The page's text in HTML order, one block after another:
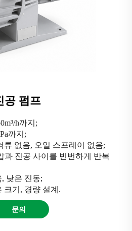
공 펌프
h까지;
까지;
류 없음, 오일 스프레이 없음;
과 진공 사이를 빈번하게 반복
낮은 진동;
크기, 경량 설계.
문의